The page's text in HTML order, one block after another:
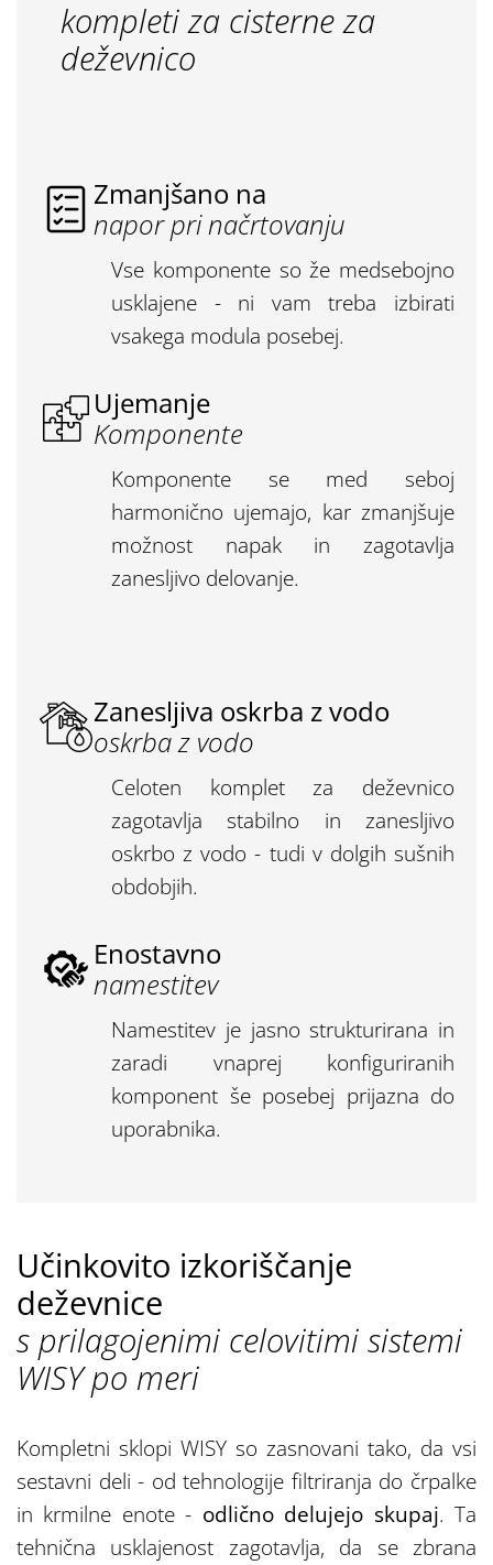
kompleti za cisterne za
deževnico
Zmanjšano na
napor pri načrtovanju
Vse komponente so že medsebojno
usklajene - ni vam treba izbirati
vsakega modula posebej.
Ujemanje
Komponente
Komponente se med seboj
harmonično ujemajo, kar zmanjšuje
možnost napak in zagotavlja
zanesljivo delovanje.
Zanesljiva oskrba z vodo
oskrba z vodo
Celoten komplet za deževnico
zagotavlja stabilno in zanesljivo
oskrbo z vodo - tudi v dolgih sušnih
obdobjih.
Enostavno
namestitev
Namestitev je jasno strukturirana in
zaradi vnaprej konfiguriranih
komponent še posebej prijazna do
uporabnika.
Učinkovito izkoriščanje
deževnice
s prilagojenimi celovitimi sistemi
WISY po meri
Kompletni sklopi WISY so zasnovani tako, da vsi
sestavni deli - od tehnologije filtriranja do črpalke
in krmilne enote - odlično delujejo skupaj. Ta
tehnična usklajenost zagotavlja, da se zbrana